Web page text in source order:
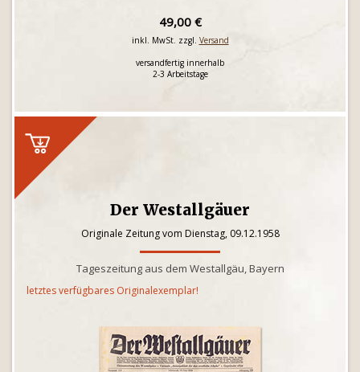
49,00 €
inkl. MwSt. zzgl. Versand
versandfertig innerhalb
2-3 Arbeitstage
Der Westallgäuer
Originale Zeitung vom Dienstag, 09.12.1958
Tageszeitung aus dem Westallgäu, Bayern
letztes verfügbares Originalexemplar!